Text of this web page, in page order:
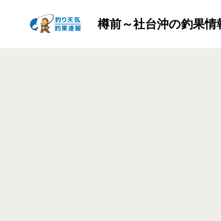
樽前～社台沖の釣果情